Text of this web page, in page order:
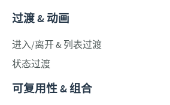
过渡 & 动画
进入/离开 & 列表过渡
状态过渡
可复用性 & 组合